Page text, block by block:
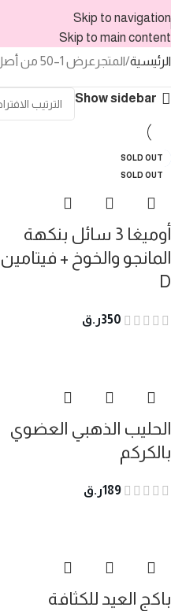
Skip to navigation
Skip to main content
الرئيسية المتجر عرض 1–50 من أصل 120 نتيجة
Show sidebar
SOLD OUT
أوميغا 3 سائل بنكهة
المانجو والخوخ + فيتامين
D
350ر.ق
SOLD OUT
الحليب الذهبي العضوي
بالكركم
189ر.ق
SOLD OUT
باكج العيد للكثافة
SOLD OUT
-25%
SOLD OUT
SOLD OUT
SOLD OUT
SOLD OUT
SOLD OUT
SOLD OUT
SOLD OUT
SOLD OUT
SOLD OUT
SOLD OUT
-4%
SOLD OUT
SOLD OUT
SOLD OUT
SOLD OUT